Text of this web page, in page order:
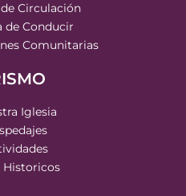
Circulación
de Conducir
Comunitarias
Iglesia
Historicos